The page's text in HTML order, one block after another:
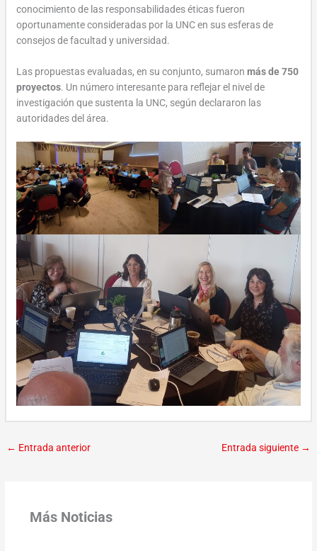
conocimiento de las responsabilidades éticas fueron
oportunamente consideradas por la UNC en sus esferas de
consejos de facultad y universidad.
Las propuestas evaluadas, en su conjunto, sumaronmás de 750
proyectos. Un número interesante para reflejar el nivel de
investigación que sustenta la UNC, según declararon las
autoridades del área.
← Entrada anterior Entrada siguiente →
Más Noticias